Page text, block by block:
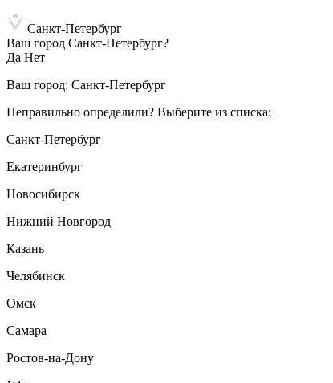
Санкт-Петербург
Ваш город Санкт-Петербург?
Да Нет
Ваш город: Санкт-Петербург
Неправильно определили? Выберите из списка:
Санкт-Петербург
Екатеринбург
Новосибирск
Нижний Новгород
Казань
Челябинск
Омск
Самара
Ростов-на-Дону